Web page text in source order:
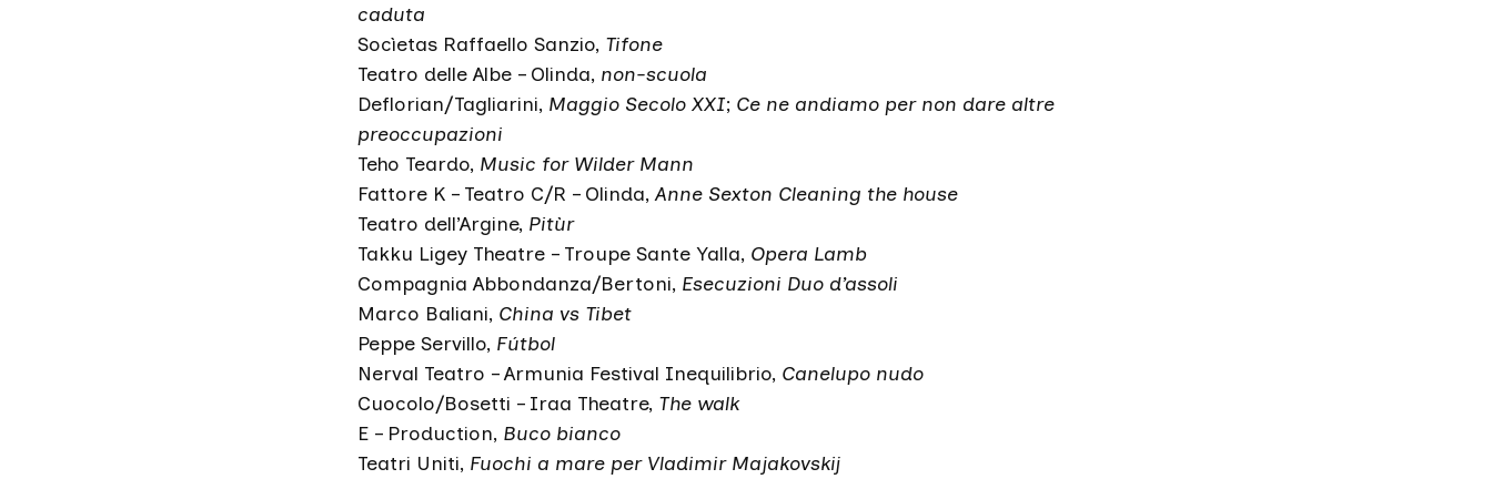
caduta
Socìetas Raffaello Sanzio, Tifone
Teatro delle Albe – Olinda, non-scuola
Deflorian/Tagliarini, Maggio Secolo XXI; Ce ne andiamo per non dare altre
preoccupazioni
Teho Teardo, Music for Wilder Mann
Fattore K – Teatro C/R – Olinda,Anne Sexton Cleaning the house
Teatro dell’Argine, Pitùr
Takku Ligey Theatre – Troupe Sante Yalla, Opera Lamb
Compagnia Abbondanza/Bertoni, Esecuzioni Duo d’assoli
Marco Baliani, China vs Tibet
Peppe Servillo, Fútbol
Nerval Teatro – Armunia Festival Inequilibrio, Canelupo nudo
Cuocolo/Bosetti – Iraa Theatre, The walk
E – Production, Buco bianco
Teatri Uniti, Fuochi a mare per Vladimir Majakovskij